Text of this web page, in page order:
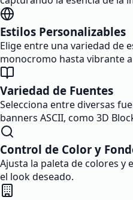
Estilos Personalizables
Elige entre una variedad de
monocromo hasta vibrante
Variedad de Fuentes
Selecciona entre diversas
banners ASCII, como 3D
Control de Color y
Ajusta la paleta de colores
el look deseado.